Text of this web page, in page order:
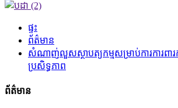
ផ្ទះ
ព័ត៌មាន
សំណាញ់លួសស្ថាបត្យកម្មសម្រាប់ការការព
ប្រសិទ្ធភាព
ព័ត៌មាន